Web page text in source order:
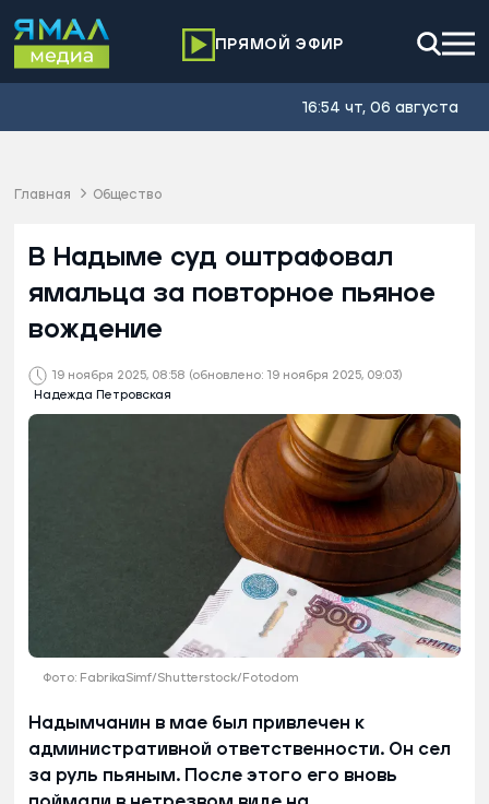
ПРЯМОЙ ЭФИР
16:54 чт, 06 августа
Главная Общество
19 ноября 2025, 08:58 (обновлено: 19 ноября 2025, 09:03)
Надежда Петровская
В Надыме суд оштрафовал
ямальца за повторное пьяное
вождение
Фото: FabrikaSimf/Shutterstock/Fotodom
Надымчанин в мае был привлечен к
административной ответственности. Он сел
за руль пьяным. После этого его вновь